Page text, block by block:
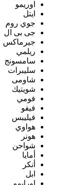
اوريمو
ايتل
جوي روم
جى بى ال
جيرماكس
ريلمي
سامسونج
سليبرات
شاومى
شويتيك
فومي
فيفو
فيليبس
هواوي
هونر
شواحن
أمايا
أنكر
ابل